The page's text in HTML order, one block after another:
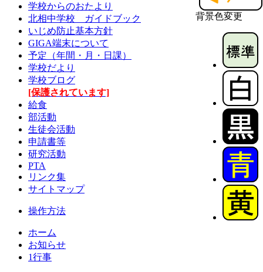
背景色変更
学校からのおたより
北相中学校 ガイドブック
いじめ防止基本方針
GIGA端末について
予定（年間・月・日課）
学校だより
学校ブログ
[保護されています]
給食
部活動
生徒会活動
申請書等
研究活動
PTA
リンク集
サイトマップ
操作方法
ホーム
お知らせ
1行事